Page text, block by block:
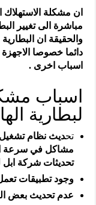
ان مشكلة الاستهلاك
مباشرة الى تغيير
والحقيقة ان
دائما خصوصا
اسباب اخرى .
اسباب
لبطارية
تحديث نظام
مشاكل في سرعة
تحديثات شركة ابل
وجود تطبيقات
عدم تحديث بعض